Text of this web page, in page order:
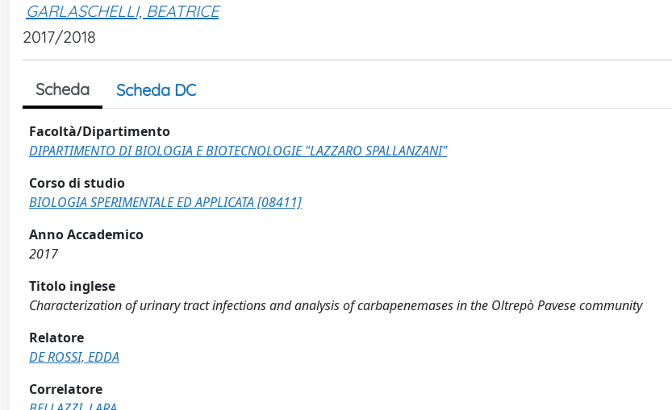
GARLASCHELLI, BEATRICE
2017/2018
Scheda Scheda DC
Facoltà/Dipartimento
DIPARTIMENTO DI BIOLOGIA E BIOTECNOLOGIE "LAZZARO SPALLANZANI"
Corso di studio
BIOLOGIA SPERIMENTALE ED APPLICATA [08411]
Anno Accademico
2017
Titolo inglese
Characterization of urinary tract infections and analysis of carbapenemases in the Oltrepò Pavese community
Relatore
DE ROSSI, EDDA
Correlatore